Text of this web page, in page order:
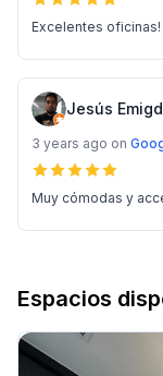
Excelentes
Jesús
3 years ago on
Muy cómodas y
Espacios